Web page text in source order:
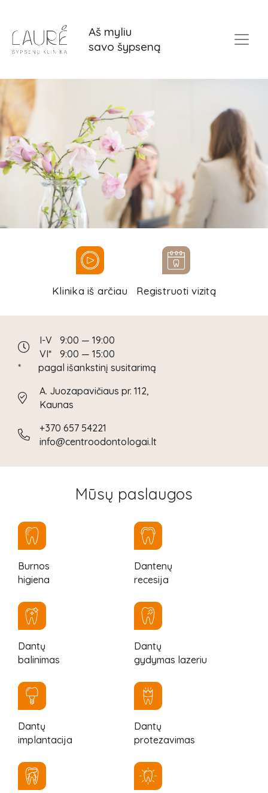
Aš myliu
savo šypseną
Klinika iš arčiau Registruoti vizitą
I-V
9:00 — 19:00
VI*
9:00 — 15:00
*
pagal išankstinį susitarimą
A. Juozapavičiaus pr. 112,
Kaunas
+370 657 54221
info@centroodontologai.lt
Mūsų paslaugos
Burnos
higiena
Dantenų
recesija
Dantų
balinimas
Dantų
gydymas lazeriu
Dantų
implantacija
Dantų
protezavimas